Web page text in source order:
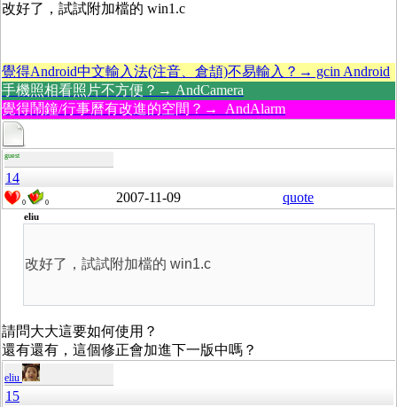
改好了，試試附加檔的 win1.c
覺得Android中文輸入法(注音、倉頡)不易輸入？→ gcin Android
手機照相看照片不方便？→ AndCamera
覺得鬧鐘/行事曆有改進的空間？→ AndAlarm
guest
14
0 0 2007-11-09 quote
eliu
改好了，試試附加檔的 win1.c
請問大大這要如何使用？
還有還有，這個修正會加進下一版中嗎？
eliu
15